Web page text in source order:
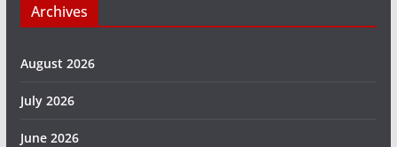
Archives
August 2026
July 2026
June 2026